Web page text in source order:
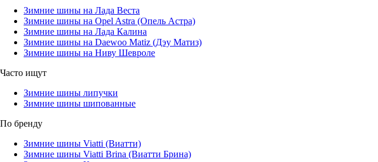
Зимние шины на Лада Веста
Зимние шины на Opel Astra (Опель Астра)
Зимние шины на Лада Калина
Зимние шины на Daewoo Matiz (Дэу Матиз)
Зимние шины на Ниву Шевроле
Часто ищут
Зимние шины липучки
Зимние шины шипованные
По бренду
Зимние шины Viatti (Виатти)
Зимние шины Viatti Brina (Виатти Брина)